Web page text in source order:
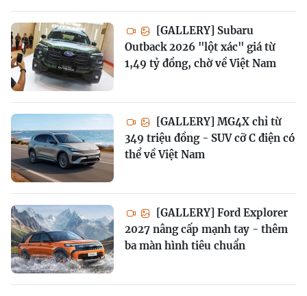
[GALLERY] Subaru
Outback 2026 "lột xác" giá từ
1,49 tỷ đồng, chờ về Việt Nam
[GALLERY] MG4X chỉ từ
349 triệu đồng - SUV cỡ C điện có
thể về Việt Nam
[GALLERY] Ford Explorer
2027 nâng cấp mạnh tay - thêm
ba màn hình tiêu chuẩn